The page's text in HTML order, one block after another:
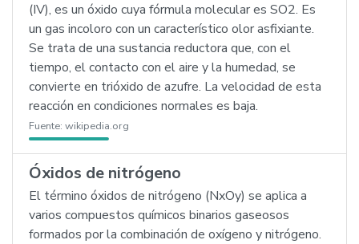
(IV), es un óxido cuya fórmula molecular es SO2. Es
un gas incoloro con un característico olor asfixiante.
Se trata de una sustancia reductora que, con el
tiempo, el contacto con el aire y la humedad, se
convierte en trióxido de azufre. La velocidad de esta
reacción en condiciones normales es baja.
Fuente: wikipedia.org
Óxidos de nitrógeno
El término óxidos de nitrógeno (NxOy) se aplica a
varios compuestos químicos binarios gaseosos
formados por la combinación de oxígeno y nitrógeno.